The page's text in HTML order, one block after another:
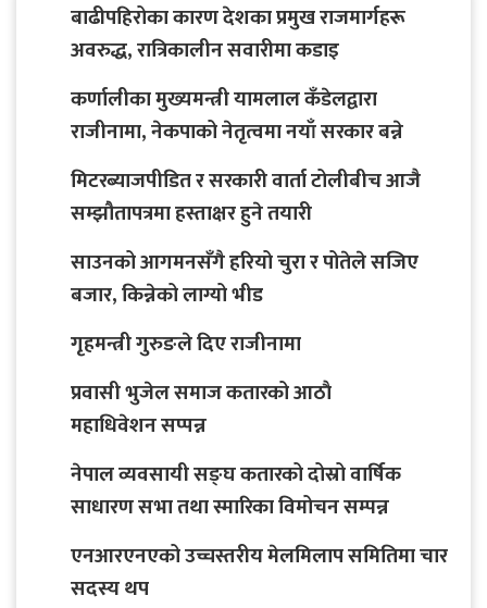
बाढीपहिरोका कारण देशका प्रमुख राजमार्गहरू
अवरुद्ध, रात्रिकालीन सवारीमा कडाइ
कर्णालीका मुख्यमन्त्री यामलाल कँडेलद्वारा
राजीनामा, नेकपाको नेतृत्वमा नयाँ सरकार बन्ने
मिटरब्याजपीडित र सरकारी वार्ता टोलीबीच आजै
सम्झौतापत्रमा हस्ताक्षर हुने तयारी
साउनको आगमनसँगै हरियो चुरा र पोतेले सजिए
बजार, किन्नेको लाग्यो भीड
गृहमन्त्री गुरुङले दिए राजीनामा
प्रवासी भुजेल समाज कतारको आठाै
महाधिवेशन सप्पन्न
नेपाल व्यवसायी सङ्घ कतारको दोस्रो वार्षिक
साधारण सभा तथा स्मारिका विमोचन सम्पन्न
एनआरएनएको उच्चस्तरीय मेलमिलाप समितिमा चार
सदस्य थप